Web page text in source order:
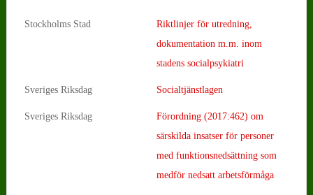
Stockholms Stad
Riktlinjer för utredning,
dokumentation m.m. inom
stadens socialpsykiatri
Sveriges Riksdag Socialtjänstlagen
Sveriges Riksdag
Förordning (2017:462) om
särskilda insatser för personer
med funktionsnedsättning som
medför nedsatt arbetsförmåga